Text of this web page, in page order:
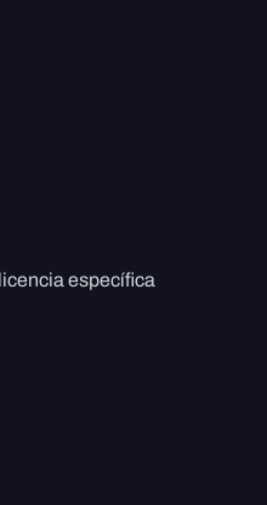
específica